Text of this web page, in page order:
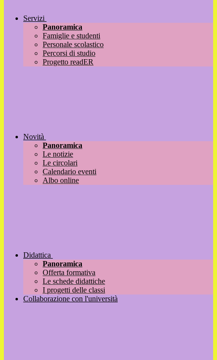
Servizi
Panoramica
Famiglie e studenti
Personale scolastico
Percorsi di studio
Progetto readER
Novità
Panoramica
Le notizie
Le circolari
Calendario eventi
Albo online
Didattica
Panoramica
Offerta formativa
Le schede didattiche
I progetti delle classi
Collaborazione con l'università